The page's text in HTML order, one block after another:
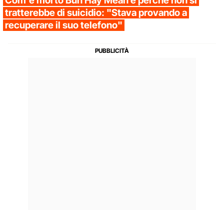
tratterebbe di suicidio: "Stava provando a
recuperare il suo telefono"